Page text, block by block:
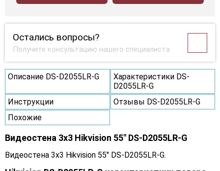
Остались вопросы?
Получите консультацию нашего специалиста
Описание DS-D2055LR-G
Характеристики DS-
D2055LR-G
Инструкции
Отзывы DS-D2055LR-G
Похожие
Видеостена 3x3 Hikvision 55" DS-D2055LR-G
Видеостена 3x3 Hikvision 55" DS-D2055LR-G.